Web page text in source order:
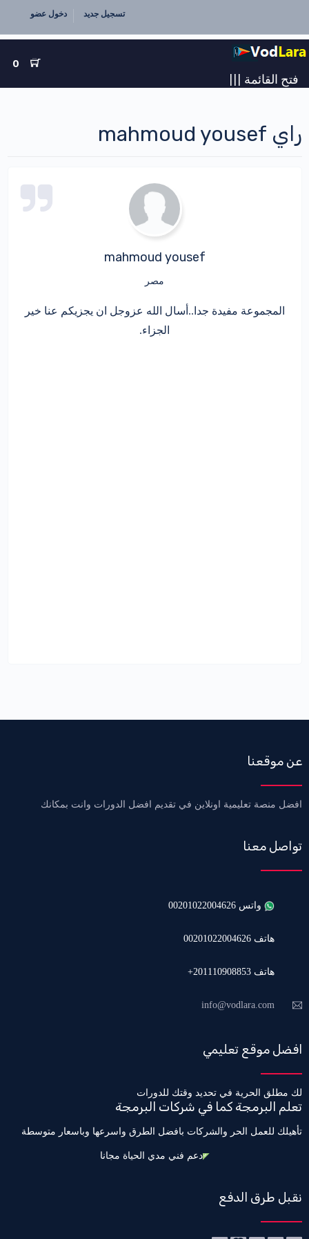
تسجيل جديد دخول عضو
0
فتح القائمة |||
راي mahmoud yousef
mahmoud yousef
مصر
المجموعة مفيدة جدا..أسال الله عزوجل ان يجزيكم عنا خير
الجزاء.
عن موقعنا
افضل منصة تعليمية اونلاين في تقديم افضل الدورات وانت بمكانك
تواصل معنا
واتس 00201022004626
هاتف 00201022004626
هاتف 201110908853+
info@vodlara.com
افضل موقع تعليمي
لك مطلق الحرية في تحديد وقتك للدورات
تعلم البرمجة كما في شركات البرمجة
تأهيلك للعمل الحر والشركات بافضل الطرق واسرعها وباسعار متوسطة
دعم فني مدي الحياة مجانا
نقبل طرق الدفع